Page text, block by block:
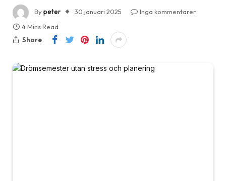
Bypeter 30 januari 2025
Inga kommentarer
4 Mins Read
Share